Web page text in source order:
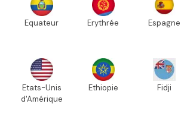
Equateur Erythrée Espagne
Etats-Unis
d'Amérique
Ethiopie Fidji